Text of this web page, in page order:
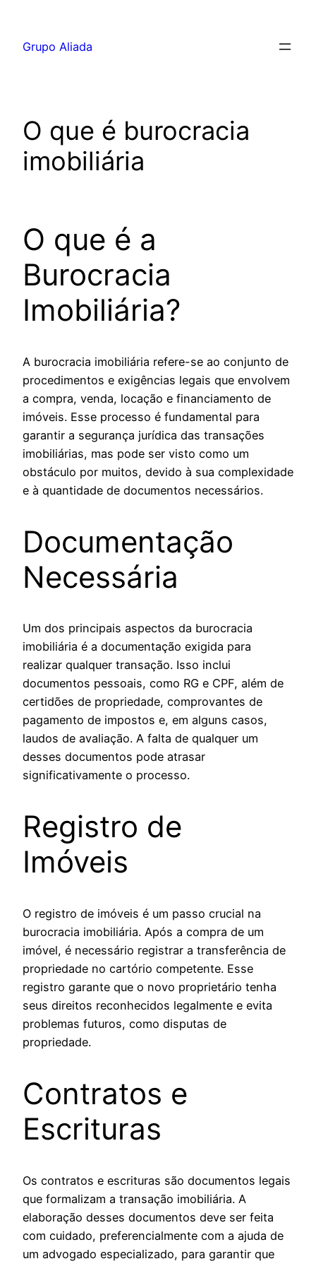
Grupo Aliada
O que é burocracia
imobiliária
O que é a
Burocracia
Imobiliária?
A burocracia imobiliária refere-se ao conjunto de
procedimentos e exigências legais que envolvem
a compra, venda, locação e financiamento de
imóveis. Esse processo é fundamental para
garantir a segurança jurídica das transações
imobiliárias, mas pode ser visto como um
obstáculo por muitos, devido à sua complexidade
e à quantidade de documentos necessários.
Documentação
Necessária
Um dos principais aspectos da burocracia
imobiliária é a documentação exigida para
realizar qualquer transação. Isso inclui
documentos pessoais, como RG e CPF, além de
certidões de propriedade, comprovantes de
pagamento de impostos e, em alguns casos,
laudos de avaliação. A falta de qualquer um
desses documentos pode atrasar
significativamente o processo.
Registro de
Imóveis
O registro de imóveis é um passo crucial na
burocracia imobiliária. Após a compra de um
imóvel, é necessário registrar a transferência de
propriedade no cartório competente. Esse
registro garante que o novo proprietário tenha
seus direitos reconhecidos legalmente e evita
problemas futuros, como disputas de
propriedade.
Contratos e
Escrituras
Os contratos e escrituras são documentos legais
que formalizam a transação imobiliária. A
elaboração desses documentos deve ser feita
com cuidado, preferencialmente com a ajuda de
um advogado especializado, para garantir que